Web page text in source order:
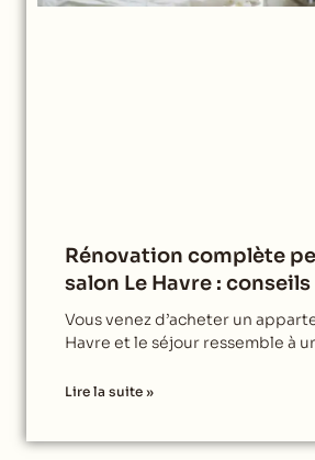
Rénovation complète
salon Le Havre :
Vous venez d’acheter un
Havre et le séjour ressemble à
Lire la suite »